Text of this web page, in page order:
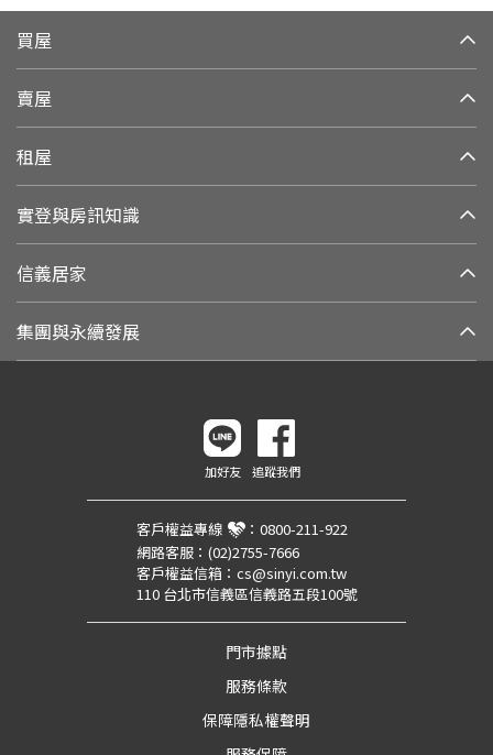
買屋
賣屋
租屋
實登與房訊知識
信義居家
集團與永續發展
加好友 追蹤我們
客戶權益專線 ： 0800-211-922
網路客服： (02)2755-7666
客戶權益信箱： cs@sinyi.com.tw
110 台北市信義區信義路五段100號
門市據點
服務條款
保障隱私權聲明